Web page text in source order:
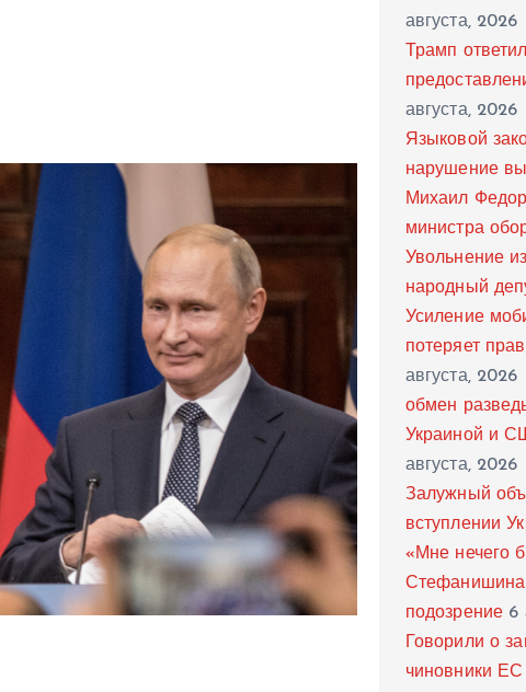
августа, 2026
Трамп
августа, 2026
Языковой
нарушение
Михаил
министра
Увольнение
народный
Усиление
потеряет
августа, 2026
обмен
Украиной и
августа, 2026
Залужный
вступлении
«Мне нечего
Стефанишина
подозрение 6
Говорили о
чиновники